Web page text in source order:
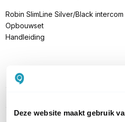
Deze website maakt gebruik
Robin SlimLine Silver/Black intercom
Opbouwset
Handleiding
PRODUCT DETAILS
Artikelnummer